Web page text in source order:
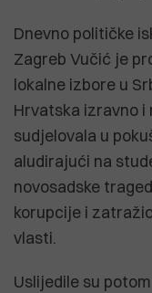
Dnevno političke
Zagreb Vučić je
lokalne izbore u
Hrvatska izravno i
sudjelovala u
aludirajući na
novosadske
korupcije i
vlasti.
Uslijedile su